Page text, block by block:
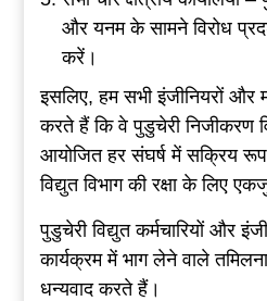
और यनम के सामने विरोध
करें।
इसलिए, हम सभी इंजीनियरों और
करते हैं कि वे पुडुचेरी निजीकरण
आयोजित हर संघर्ष में सक्रिय
विद्युत विभाग की रक्षा के लिए
पुडुचेरी विद्युत कर्मचारियों और
कार्यक्रम में भाग लेने वाले
धन्यवाद करते हैं।